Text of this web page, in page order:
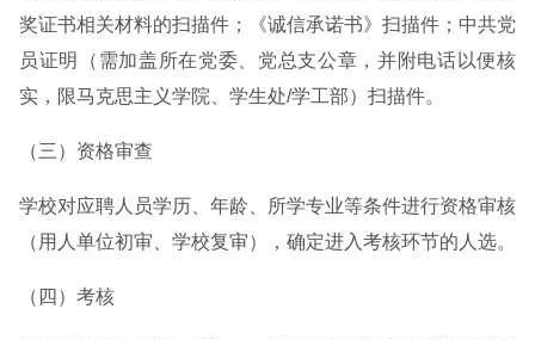
奖证书相关材料的扫描件；《诚信承诺书》扫描件；中共党
员证明（需加盖所在党委、党总支公章，并附电话以便核
实，限马克思主义学院、学生处/学工部）扫描件。
（三）资格审查
学校对应聘人员学历、年龄、所学专业等条件进行资格审核
（用人单位初审、学校复审），确定进入考核环节的人选。
（四）考核